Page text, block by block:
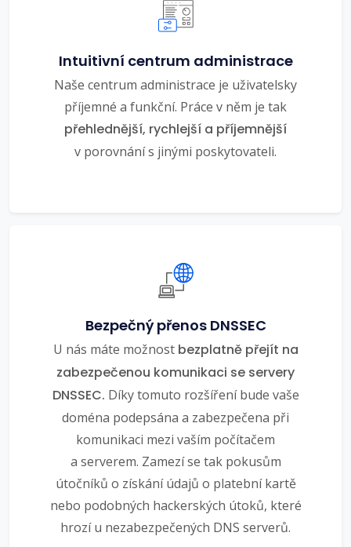
Intuitivní centrum administrace
Naše centrum administrace je uživatelsky
příjemné a funkční. Práce v něm je tak
přehlednější, rychlejší a příjemnější
v porovnání s jinými poskytovateli.
Bezpečný přenos DNSSEC
U nás máte možnost bezplatně přejít na
zabezpečenou komunikaci se servery
DNSSEC. Díky tomuto rozšíření bude vaše
doména podepsána a zabezpečena při
komunikaci mezi vaším počítačem
a serverem. Zamezí se tak pokusům
útočníků o získání údajů o platební kartě
nebo podobných hackerských útoků, které
hrozí u nezabezpečených DNS serverů.